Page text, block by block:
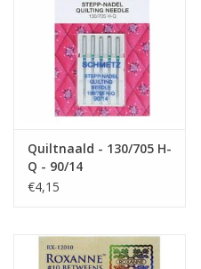
Quiltnaald - 130/705 H-
Q - 90/14
€4,15